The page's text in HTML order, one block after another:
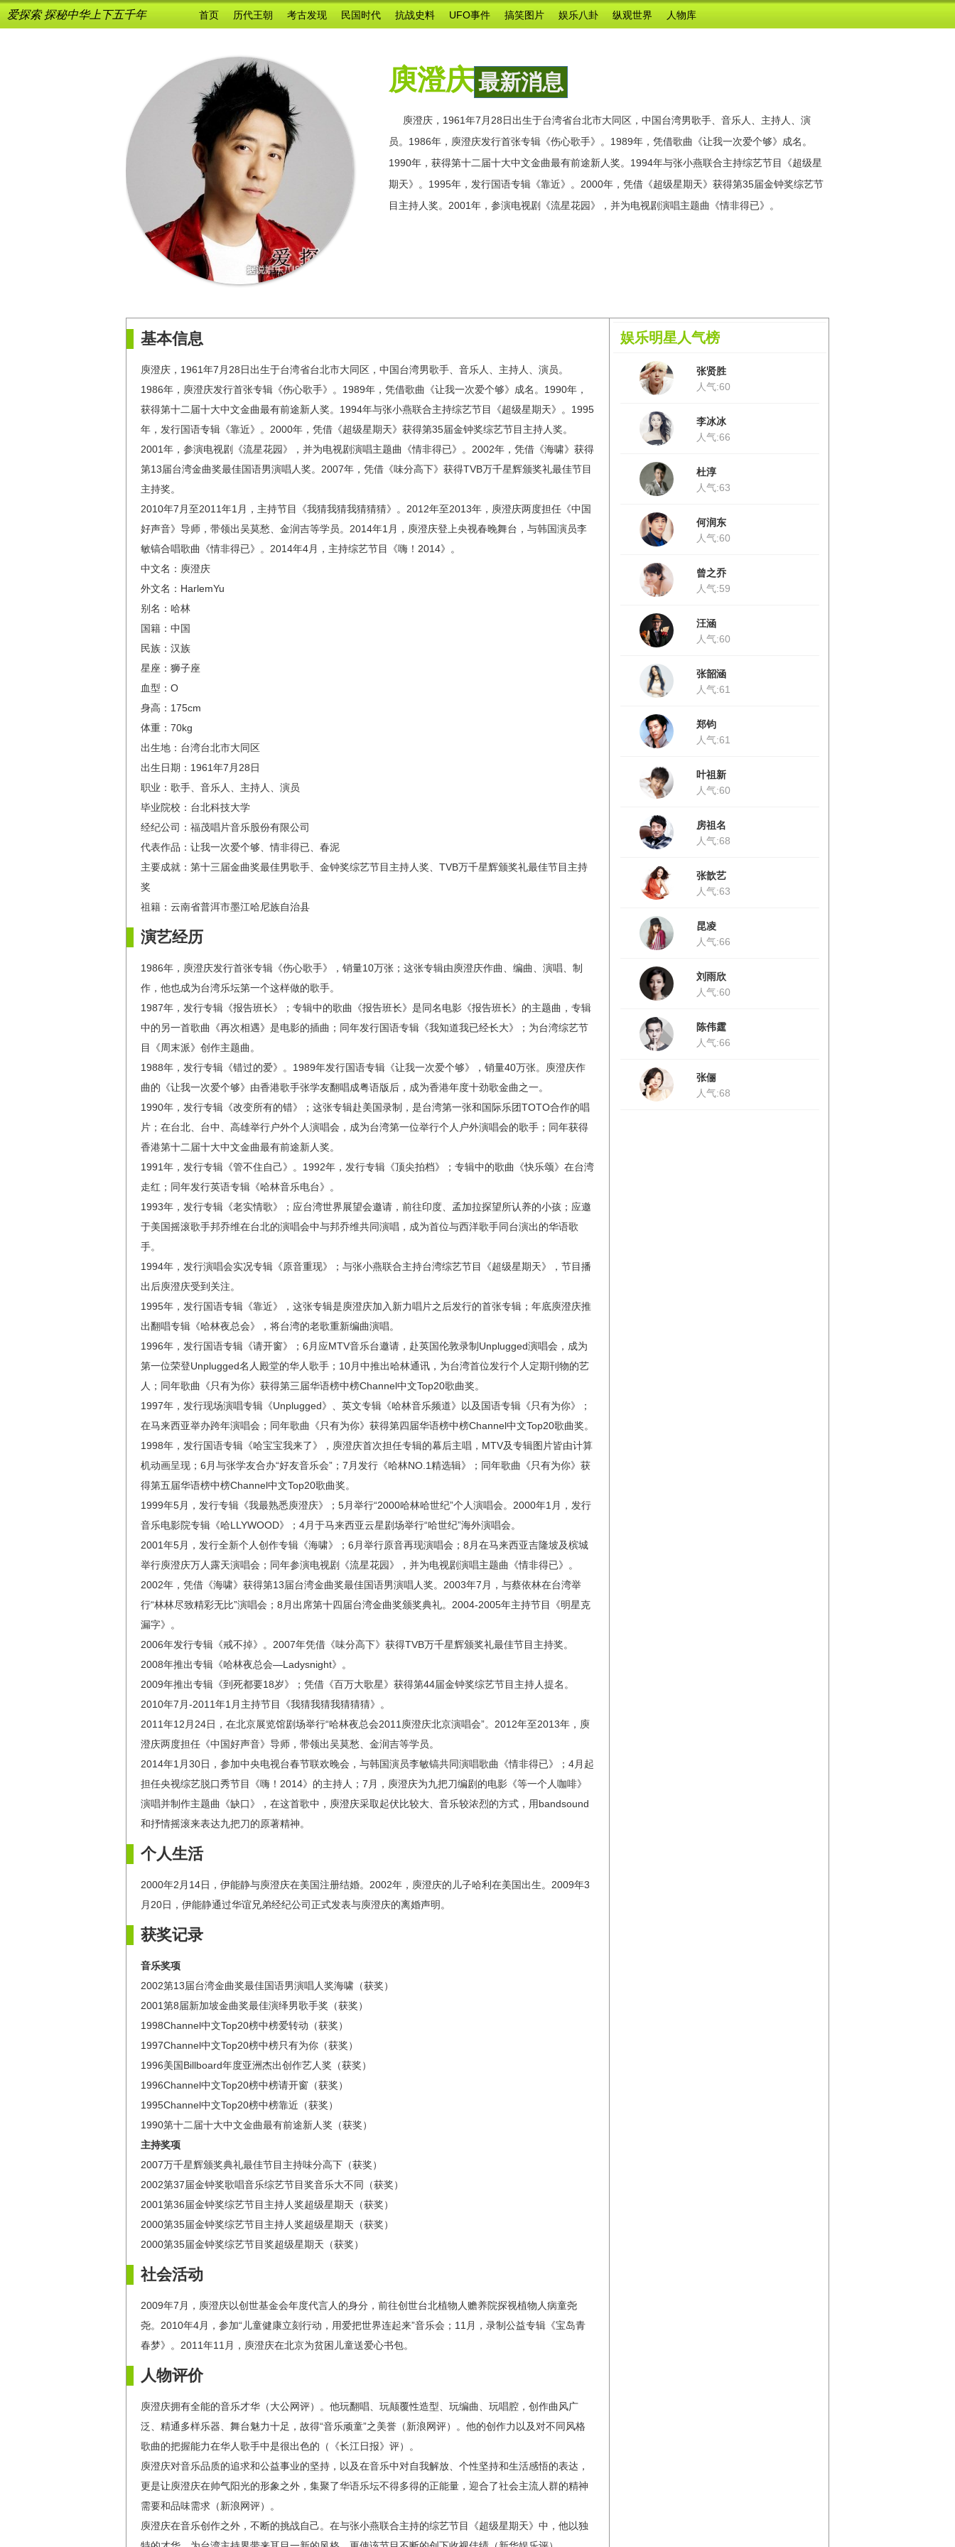
爱探索 探秘中华上下五千年 首页 历代王朝 考古发现 民国时代 抗战史料 UFO事件 搞笑图片 娱乐八卦 纵观世界 人物库
庾澄庆最新消息
庾澄庆，1961年7月28日出生于台湾省台北市大同区，中国台湾男歌手、音乐人、主持人、演
员。1986年，庾澄庆发行首张专辑《伤心歌手》。1989年，凭借歌曲《让我一次爱个够》成名。
1990年，获得第十二届十大中文金曲最有前途新人奖。1994年与张小燕联合主持综艺节目《超级星
期天》。1995年，发行国语专辑《靠近》。2000年，凭借《超级星期天》获得第35届金钟奖综艺节
目主持人奖。2001年，参演电视剧《流星花园》，并为电视剧演唱主题曲《情非得已》。
基本信息
庾澄庆，1961年7月28日出生于台湾省台北市大同区，中国台湾男歌手、音乐人、主持人、演员。
1986年，庾澄庆发行首张专辑《伤心歌手》。1989年，凭借歌曲《让我一次爱个够》成名。1990年，
获得第十二届十大中文金曲最有前途新人奖。1994年与张小燕联合主持综艺节目《超级星期天》。1995
年，发行国语专辑《靠近》。2000年，凭借《超级星期天》获得第35届金钟奖综艺节目主持人奖。
2001年，参演电视剧《流星花园》，并为电视剧演唱主题曲《情非得已》。2002年，凭借《海啸》获得
第13届台湾金曲奖最佳国语男演唱人奖。2007年，凭借《味分高下》获得TVB万千星辉颁奖礼最佳节目
主持奖。
2010年7月至2011年1月，主持节目《我猜我猜我猜猜猜》。2012年至2013年，庾澄庆两度担任《中国
好声音》导师，带领出吴莫愁、金润吉等学员。2014年1月，庾澄庆登上央视春晚舞台，与韩国演员李
敏镐合唱歌曲《情非得已》。2014年4月，主持综艺节目《嗨！2014》。
中文名：庾澄庆
外文名：HarlemYu
别名：哈林
国籍：中国
民族：汉族
星座：狮子座
血型：O
身高：175cm
体重：70kg
出生地：台湾台北市大同区
出生日期：1961年7月28日
职业：歌手、音乐人、主持人、演员
毕业院校：台北科技大学
经纪公司：福茂唱片音乐股份有限公司
代表作品：让我一次爱个够、情非得已、春泥
主要成就：第十三届金曲奖最佳男歌手、金钟奖综艺节目主持人奖、TVB万千星辉颁奖礼最佳节目主持
奖
祖籍：云南省普洱市墨江哈尼族自治县
演艺经历
1986年，庾澄庆发行首张专辑《伤心歌手》，销量10万张；这张专辑由庾澄庆作曲、编曲、演唱、制
作，他也成为台湾乐坛第一个这样做的歌手。
1987年，发行专辑《报告班长》；专辑中的歌曲《报告班长》是同名电影《报告班长》的主题曲，专辑
中的另一首歌曲《再次相遇》是电影的插曲；同年发行国语专辑《我知道我已经长大》；为台湾综艺节
目《周末派》创作主题曲。
1988年，发行专辑《错过的爱》。1989年发行国语专辑《让我一次爱个够》，销量40万张。庾澄庆作
曲的《让我一次爱个够》由香港歌手张学友翻唱成粤语版后，成为香港年度十劲歌金曲之一。
1990年，发行专辑《改变所有的错》；这张专辑赴美国录制，是台湾第一张和国际乐团TOTO合作的唱
片；在台北、台中、高雄举行户外个人演唱会，成为台湾第一位举行个人户外演唱会的歌手；同年获得
香港第十二届十大中文金曲最有前途新人奖。
1991年，发行专辑《管不住自己》。1992年，发行专辑《顶尖拍档》；专辑中的歌曲《快乐颂》在台湾
走红；同年发行英语专辑《哈林音乐电台》。
1993年，发行专辑《老实情歌》；应台湾世界展望会邀请，前往印度、孟加拉探望所认养的小孩；应邀
于美国摇滚歌手邦乔维在台北的演唱会中与邦乔维共同演唱，成为首位与西洋歌手同台演出的华语歌
手。
1994年，发行演唱会实况专辑《原音重现》；与张小燕联合主持台湾综艺节目《超级星期天》，节目播
出后庾澄庆受到关注。
1995年，发行国语专辑《靠近》，这张专辑是庾澄庆加入新力唱片之后发行的首张专辑；年底庾澄庆推
出翻唱专辑《哈林夜总会》，将台湾的老歌重新编曲演唱。
1996年，发行国语专辑《请开窗》；6月应MTV音乐台邀请，赴英国伦敦录制Unplugged演唱会，成为
第一位荣登Unplugged名人殿堂的华人歌手；10月中推出哈林通讯，为台湾首位发行个人定期刊物的艺
人；同年歌曲《只有为你》获得第三届华语榜中榜Channel中文Top20歌曲奖。
1997年，发行现场演唱专辑《Unplugged》、英文专辑《哈林音乐频道》以及国语专辑《只有为你》；
在马来西亚举办跨年演唱会；同年歌曲《只有为你》获得第四届华语榜中榜Channel中文Top20歌曲奖。
1998年，发行国语专辑《哈宝宝我来了》，庾澄庆首次担任专辑的幕后主唱，MTV及专辑图片皆由计算
机动画呈现；6月与张学友合办“好友音乐会”；7月发行《哈林NO.1精选辑》；同年歌曲《只有为你》获
得第五届华语榜中榜Channel中文Top20歌曲奖。
1999年5月，发行专辑《我最熟悉庾澄庆》；5月举行“2000哈林哈世纪”个人演唱会。2000年1月，发行
音乐电影院专辑《哈LLYWOOD》；4月于马来西亚云星剧场举行“哈世纪”海外演唱会。
2001年5月，发行全新个人创作专辑《海啸》；6月举行原音再现演唱会；8月在马来西亚吉隆坡及槟城
举行庾澄庆万人露天演唱会；同年参演电视剧《流星花园》，并为电视剧演唱主题曲《情非得已》。
2002年，凭借《海啸》获得第13届台湾金曲奖最佳国语男演唱人奖。2003年7月，与蔡依林在台湾举
行“林林尽致精彩无比”演唱会；8月出席第十四届台湾金曲奖颁奖典礼。2004-2005年主持节目《明星克
漏字》。
2006年发行专辑《戒不掉》。2007年凭借《味分高下》获得TVB万千星辉颁奖礼最佳节目主持奖。
2008年推出专辑《哈林夜总会—Ladysnight》。
2009年推出专辑《到死都要18岁》；凭借《百万大歌星》获得第44届金钟奖综艺节目主持人提名。
2010年7月-2011年1月主持节目《我猜我猜我猜猜猜》。
2011年12月24日，在北京展览馆剧场举行“哈林夜总会2011庾澄庆北京演唱会”。2012年至2013年，庾
澄庆两度担任《中国好声音》导师，带领出吴莫愁、金润吉等学员。
2014年1月30日，参加中央电视台春节联欢晚会，与韩国演员李敏镐共同演唱歌曲《情非得已》；4月起
担任央视综艺脱口秀节目《嗨！2014》的主持人；7月，庾澄庆为九把刀编剧的电影《等一个人咖啡》
演唱并制作主题曲《缺口》，在这首歌中，庾澄庆采取起伏比较大、音乐较浓烈的方式，用bandsound
和抒情摇滚来表达九把刀的原著精神。
个人生活
2000年2月14日，伊能静与庾澄庆在美国注册结婚。2002年，庾澄庆的儿子哈利在美国出生。2009年3
月20日，伊能静通过华谊兄弟经纪公司正式发表与庾澄庆的离婚声明。
获奖记录
音乐奖项
2002第13届台湾金曲奖最佳国语男演唱人奖海啸（获奖）
2001第8届新加坡金曲奖最佳演绎男歌手奖（获奖）
1998Channel中文Top20榜中榜爱转动（获奖）
1997Channel中文Top20榜中榜只有为你（获奖）
1996美国Billboard年度亚洲杰出创作艺人奖（获奖）
1996Channel中文Top20榜中榜请开窗（获奖）
1995Channel中文Top20榜中榜靠近（获奖）
1990第十二届十大中文金曲最有前途新人奖（获奖）
主持奖项
2007万千星辉颁奖典礼最佳节目主持味分高下（获奖）
2002第37届金钟奖歌唱音乐综艺节目奖音乐大不同（获奖）
2001第36届金钟奖综艺节目主持人奖超级星期天（获奖）
2000第35届金钟奖综艺节目主持人奖超级星期天（获奖）
2000第35届金钟奖综艺节目奖超级星期天（获奖）
社会活动
2009年7月，庾澄庆以创世基金会年度代言人的身分，前往创世台北植物人赡养院探视植物人病童尧
尧。2010年4月，参加“儿童健康立刻行动，用爱把世界连起来”音乐会；11月，录制公益专辑《宝岛青
春梦》。2011年11月，庾澄庆在北京为贫困儿童送爱心书包。
人物评价
庾澄庆拥有全能的音乐才华（大公网评）。他玩翻唱、玩颠覆性造型、玩编曲、玩唱腔，创作曲风广
泛、精通多样乐器、舞台魅力十足，故得“音乐顽童”之美誉（新浪网评）。他的创作力以及对不同风格
歌曲的把握能力在华人歌手中是很出色的（《长江日报》评）。
庾澄庆对音乐品质的追求和公益事业的坚持，以及在音乐中对自我解放、个性坚持和生活感悟的表达，
更是让庾澄庆在帅气阳光的形象之外，集聚了华语乐坛不得多得的正能量，迎合了社会主流人群的精神
需要和品味需求（新浪网评）。
庾澄庆在音乐创作之外，不断的挑战自己。在与张小燕联合主持的综艺节目《超级星期天》中，他以独
娱乐明星人气榜
张贤胜
人气:60
李冰冰
人气:66
杜淳
人气:63
何润东
人气:60
曾之乔
人气:59
汪涵
人气:60
张韶涵
人气:61
郑钧
人气:61
叶祖新
人气:60
房祖名
人气:68
张歆艺
人气:63
昆凌
人气:66
刘雨欣
人气:60
陈伟霆
人气:66
张俪
人气:68